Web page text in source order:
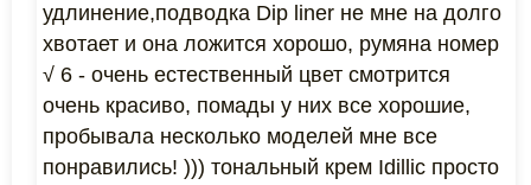
удлинение,подводка Dip liner не мне на долго
хвотает и она ложится хорошо, румяна номер
√ 6 - очень естественный цвет смотрится
очень красиво, помады у них все хорошие,
пробывала несколько моделей мне все
понравились! ))) тональный крем Idillic просто